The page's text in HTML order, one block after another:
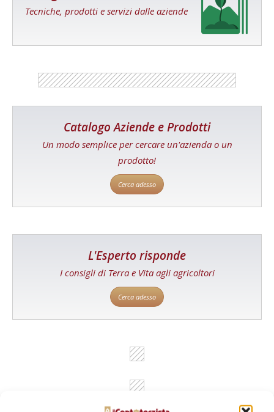
Tecniche, prodotti e servizi dalle aziende
Catalogo Aziende e Prodotti
Un modo semplice per cercare un'azienda o un
prodotto!
Cerca adesso
L'Esperto risponde
I consigli di Terra e Vita agli agricoltori
Cerca adesso